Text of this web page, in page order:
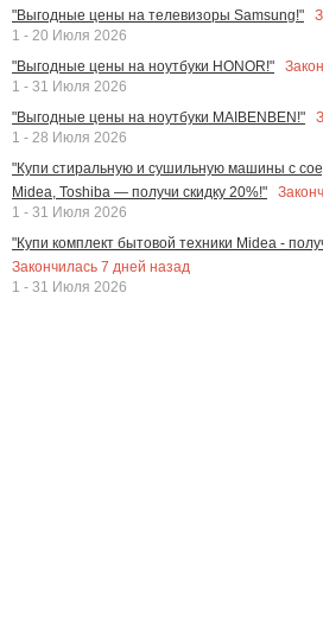
"Выгодные цены на телевизоры Samsung!"
1 - 20 Июля 2026
"Выгодные цены на ноутбуки HONOR!"
1 - 31 Июля 2026
"Выгодные цены на ноутбуки MAIBENBEN!"
1 - 28 Июля 2026
"Купи стиральную и сушильную машины с
Midea, Toshiba — получи скидку 20%!"
1 - 31 Июля 2026
"Купи комплект бытовой техники Midea -
Закончилась 7 дней назад
1 - 31 Июля 2026